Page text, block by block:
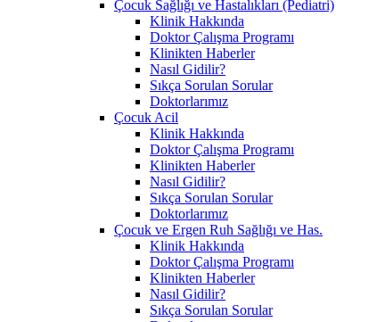
Çocuk Sağlığı ve Hastalıkları (Pediatri)
Klinik Hakkında
Doktor Çalışma Programı
Klinikten Haberler
Nasıl Gidilir?
Sıkça Sorulan Sorular
Doktorlarımız
Çocuk Acil
Klinik Hakkında
Doktor Çalışma Programı
Klinikten Haberler
Nasıl Gidilir?
Sıkça Sorulan Sorular
Doktorlarımız
Çocuk ve Ergen Ruh Sağlığı ve Has.
Klinik Hakkında
Doktor Çalışma Programı
Klinikten Haberler
Nasıl Gidilir?
Sıkça Sorulan Sorular